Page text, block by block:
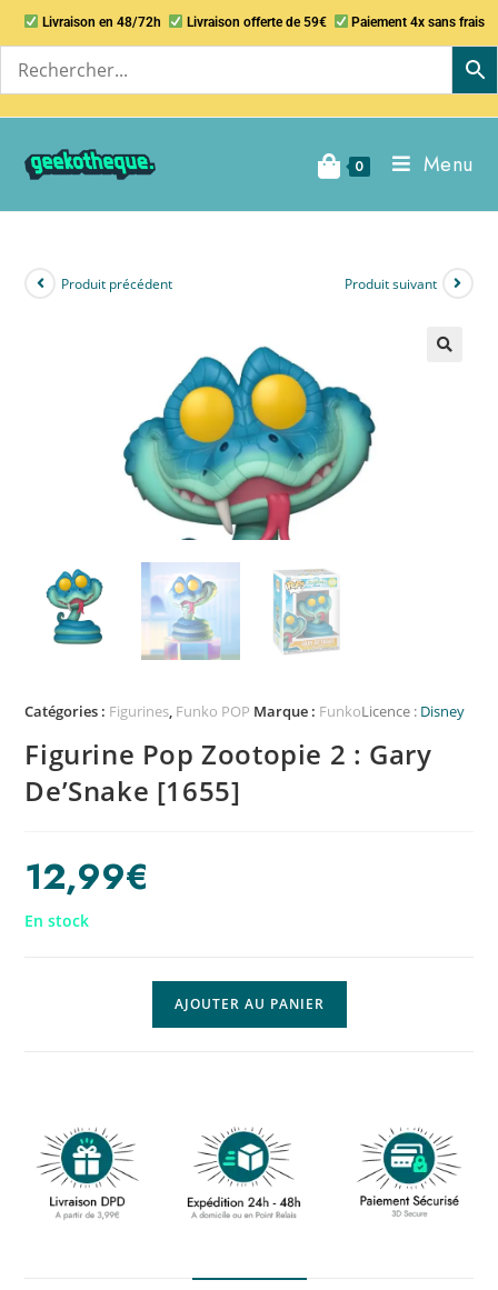
Livraison en 48/72h Livraison offerte de 59€ Paiement 4x sans frais
0 Menu
Produit précédent Produit suivant
Catégories : Figurines, Funko POP Marque : FunkoLicence : Disney
Figurine Pop Zootopie 2 : Gary
De’Snake [1655]
12,99€
En stock
AJOUTER AU PANIER